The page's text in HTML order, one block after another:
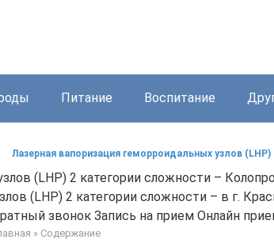
Питание Воспитание
Лазерная вапоризация геморроидальных узлов
(LHP) 2 категории сложности –
(LHP) 2 категории сложности – в г.
звонок Запись на прием Онлайн
» Содержание